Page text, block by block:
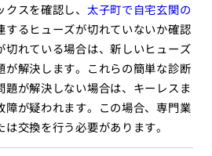
スを確認し、 太子町で自宅玄関の
するヒューズが切れていないか確認
切れている場合は、新しいヒューズ
が解決します。これらの簡単な診断
題が解決しない場合は、キーレスま
障が疑われます。この場合、専門業
交換を行う必要があります。